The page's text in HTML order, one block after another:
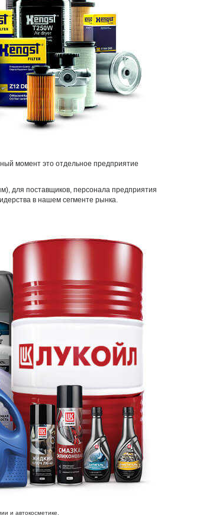
момент это отдельное предприятие
для поставщиков, персонала предприятия
в нашем сегменте рынка.
и автокосметике.